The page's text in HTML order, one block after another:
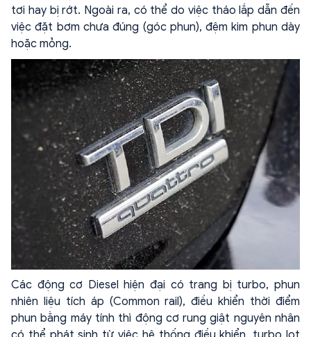
tơi hay bị rớt. Ngoài ra, có thể do việc tháo lắp dẫn đến
việc đặt bơm chưa đúng (góc phun), đệm kim phun dày
hoặc mỏng.
Các động cơ Diesel hiện đại có trang bị turbo, phun
nhiên liệu tích áp (Common rail), điều khiển thời điểm
phun bằng máy tính thì động cơ rung giật nguyên nhân